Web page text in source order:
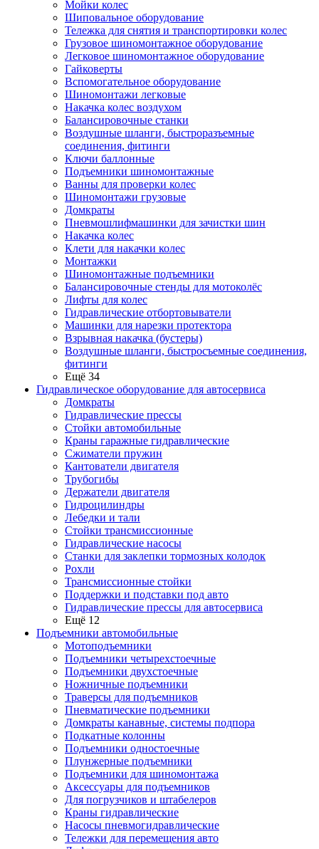
Мойки колес
Шиповальное оборудование
Тележка для снятия и транспортировки колес
Грузовое шиномонтажное оборудование
Легковое шиномонтажное оборудование
Гайковерты
Вспомогательное оборудование
Шиномонтажи легковые
Накачка колес воздухом
Балансировочные станки
Воздушные шланги, быстроразъемные
соединения, фитинги
Ключи баллонные
Подъемники шиномонтажные
Ванны для проверки колес
Шиномонтажи грузовые
Домкраты
Пневмошлифмашинки для зачистки шин
Накачка колес
Клети для накачки колес
Монтажки
Шиномонтажные подъемники
Балансировочные стенды для мотоколёс
Лифты для колес
Гидравлические отбортовыватели
Машинки для нарезки протектора
Взрывная накачка (бустеры)
Воздушные шланги, быстросъемные соединения,
фитинги
Ещё 34
Гидравлическое оборудование для автосервиса
Домкраты
Гидравлические прессы
Стойки автомобильные
Краны гаражные гидравлические
Сжиматели пружин
Кантователи двигателя
Трубогибы
Держатели двигателя
Гидроцилиндры
Лебедки и тали
Стойки трансмиссионные
Гидравлические насосы
Cтанки для заклепки тормозных колодок
Рохли
Трансмиссионные стойки
Поддержки и подставки под авто
Гидравлические прессы для автосервиса
Ещё 12
Подъемники автомобильные
Мотоподъемники
Подъемники четырехстоечные
Подъемники двухстоечные
Ножничные подъемники
Траверсы для подъемников
Пневматические подъемники
Домкраты канавные, системы подпора
Подкатные колонны
Подъемники одностоечные
Плунжерные подъемники
Подъемники для шиномонтажа
Аксессуары для подъемников
Для погрузчиков и штабелеров
Краны гидравлические
Насосы пневмогидравлические
Тележки для перемещения авто